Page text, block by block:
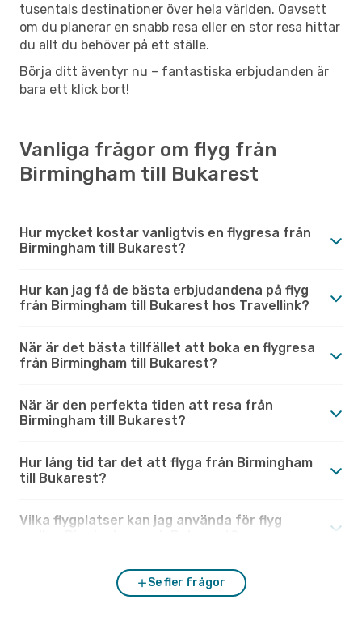
tusentals destinationer över hela världen. Oavsett
om du planerar en snabb resa eller en stor resa hittar
du allt du behöver på ett ställe.
Börja ditt äventyr nu – fantastiska erbjudanden är
bara ett klick bort!
Vanliga frågor om flyg från
Birmingham till Bukarest
Hur mycket kostar vanligtvis en flygresa från
Birmingham till Bukarest?
Hur kan jag få de bästa erbjudandena på flyg
från Birmingham till Bukarest hos Travellink?
När är det bästa tillfället att boka en flygresa
från Birmingham till Bukarest?
När är den perfekta tiden att resa från
Birmingham till Bukarest?
Hur lång tid tar det att flyga från Birmingham
till Bukarest?
Vilka flygplatser kan jag använda för flyg
Se fler frågor